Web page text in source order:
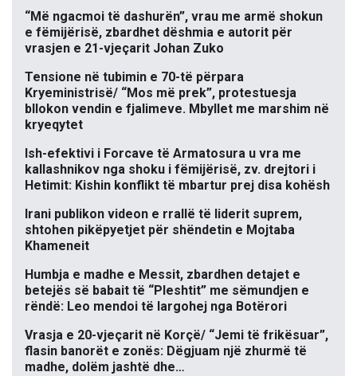
“Më ngacmoi të dashurën”, vrau me armë shokun
e fëmijërisë, zbardhet dëshmia e autorit për
vrasjen e 21-vjeçarit Johan Zuko
Tensione në tubimin e 70-të përpara
Kryeministrisë/ “Mos më prek”, protestuesja
bllokon vendin e fjalimeve. Mbyllet me marshim në
kryeqytet
Ish-efektivi i Forcave të Armatosura u vra me
kallashnikov nga shoku i fëmijërisë, zv. drejtori i
Hetimit: Kishin konflikt të mbartur prej disa kohësh
Irani publikon videon e rrallë të liderit suprem,
shtohen pikëpyetjet për shëndetin e Mojtaba
Khameneit
Humbja e madhe e Messit, zbardhen detajet e
betejës së babait të “Pleshtit” me sëmundjen e
rëndë: Leo mendoi të largohej nga Botërori
Vrasja e 20-vjeçarit në Korçë/ “Jemi të frikësuar”,
flasin banorët e zonës: Dëgjuam një zhurmë të
madhe, dolëm jashtë dhe…